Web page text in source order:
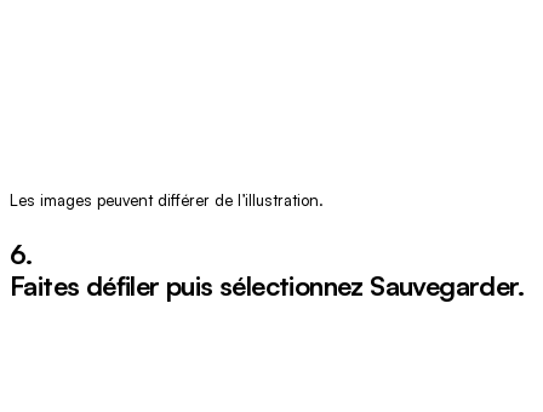
Les images peuvent différer de l’illustration.
6.
Faites défiler puis sélectionnez Sauvegarder.